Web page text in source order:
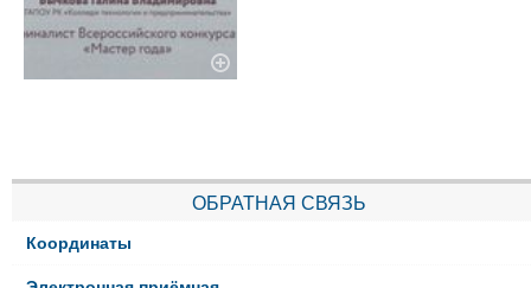
ОБРАТНАЯ СВЯЗЬ
Координаты